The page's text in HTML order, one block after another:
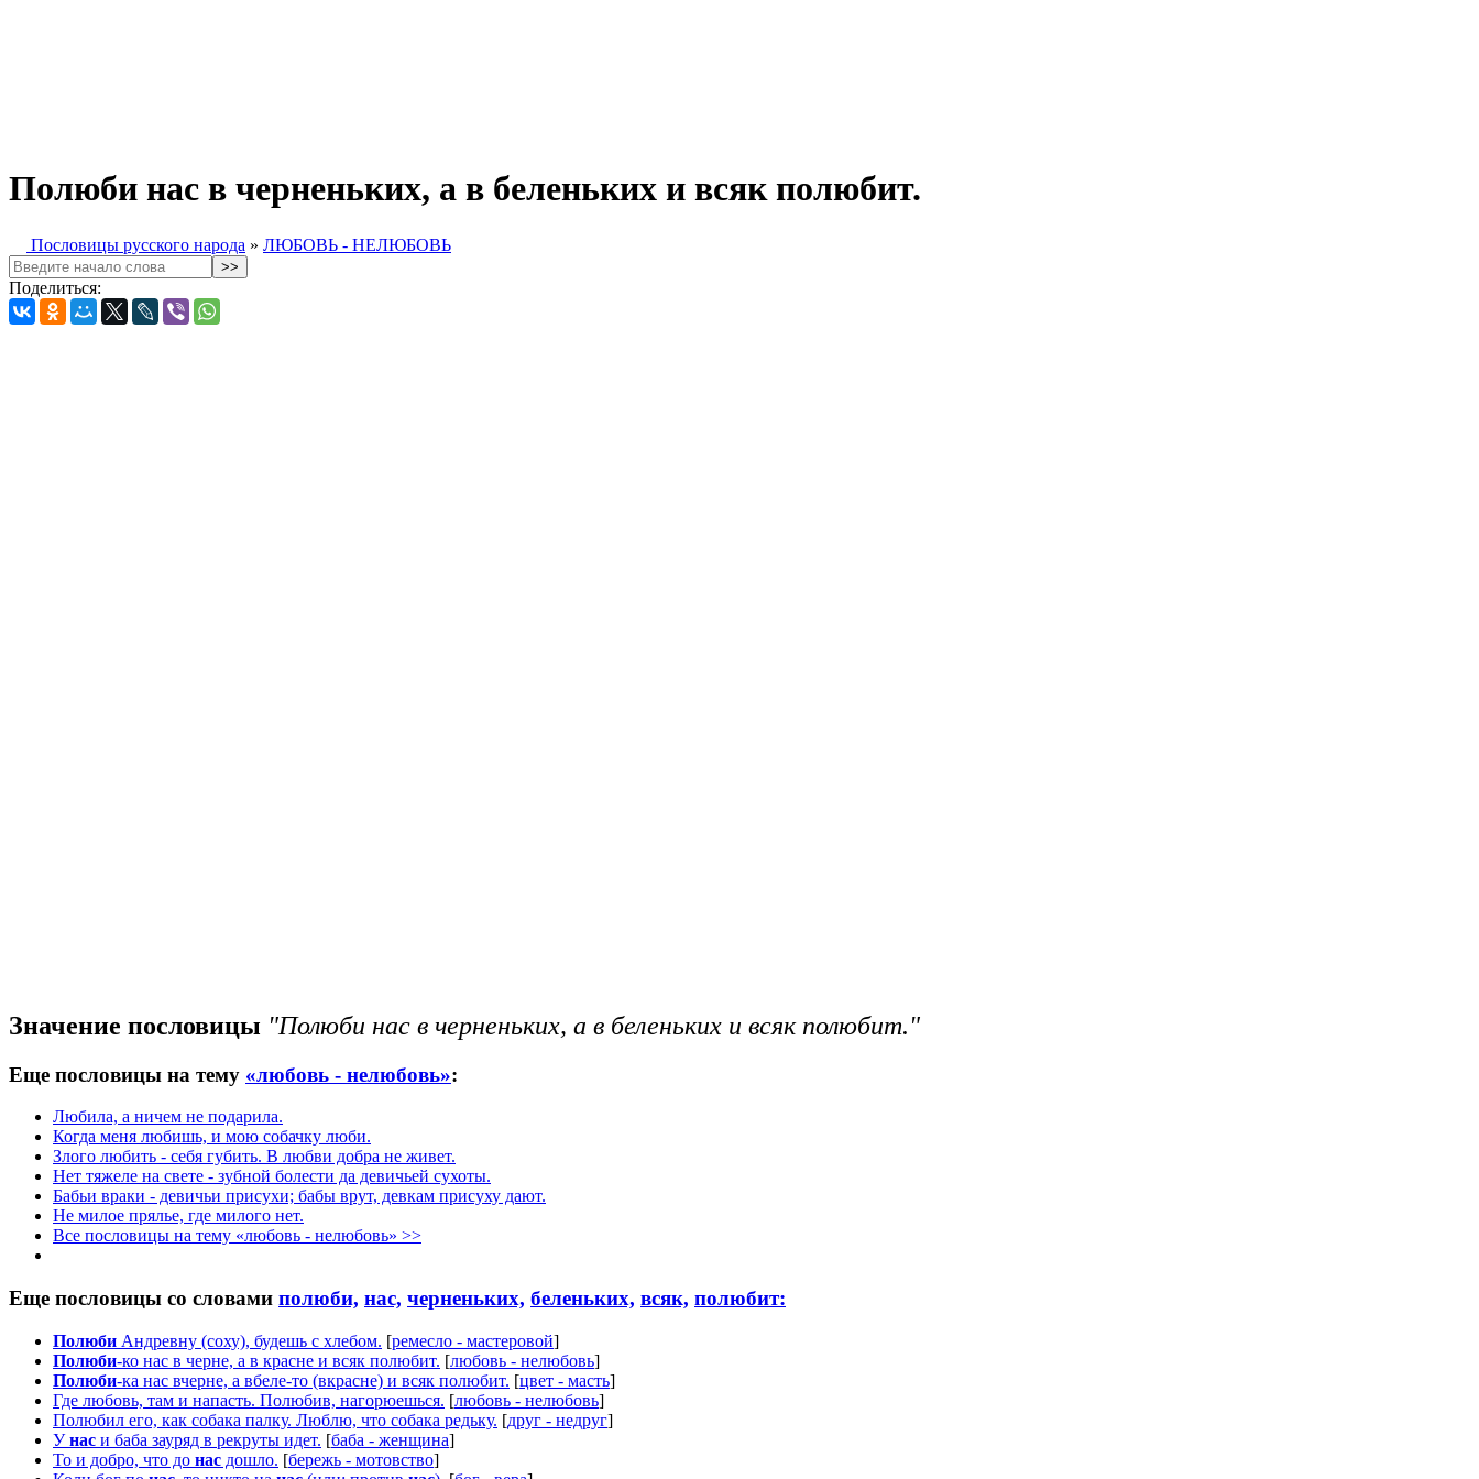
Полюби нас в черненьких, а в беленьких и всяк полюбит.
Пословицы русского народа » ЛЮБОВЬ - НЕЛЮБОВЬ
Поделиться:
Значение пословицы "Полюби нас в черненьких, а в беленьких и всяк полюбит."
Еще пословицы на тему «любовь - нелюбовь»:
Любила, а ничем не подарила.
Когда меня любишь, и мою собачку люби.
Злого любить - себя губить. В любви добра не живет.
Нет тяжеле на свете - зубной болести да девичьей сухоты.
Бабьи враки - девичьи присухи; бабы врут, девкам присуху дают.
Не милое прялье, где милого нет.
Все пословицы на тему «любовь - нелюбовь» >>
Еще пословицы со словами полюби, нас, черненьких, беленьких, всяк, полюбит:
Полюби Андревну (соху), будешь с хлебом. [ремесло - мастеровой]
Полюби-ко нас в черне, а в красне и всяк полюбит. [любовь - нелюбовь]
Полюби-ка нас вчерне, а вбеле-то (вкрасне) и всяк полюбит. [цвет - масть]
Где любовь, там и напасть. Полюбив, нагорюешься. [любовь - нелюбовь]
Полюбил его, как собака палку. Люблю, что собака редьку. [друг - недруг]
Унас и баба зауряд в рекруты идет. [баба - женщина]
То и добро, что до нас дошло. [бережь - мотовство]